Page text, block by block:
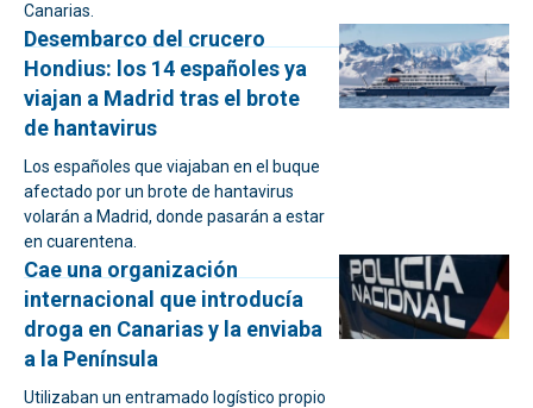
Canarias.
Desembarco del crucero
Hondius: los 14 españoles ya
viajan a Madrid tras el brote
de hantavirus
Los españoles que viajaban en el buque
afectado por un brote de hantavirus
volarán a Madrid, donde pasarán a estar
en cuarentena.
Cae una organización
internacional que introducía
droga en Canarias y la enviaba
a la Península
Utilizaban un entramado logístico propio